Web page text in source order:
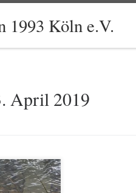
1993 Köln e.V.
April 2019